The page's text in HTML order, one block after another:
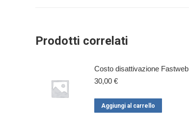
Prodotti correlati
Costo disattivazione Fastweb
30,00 €
Aggiungi al carrello